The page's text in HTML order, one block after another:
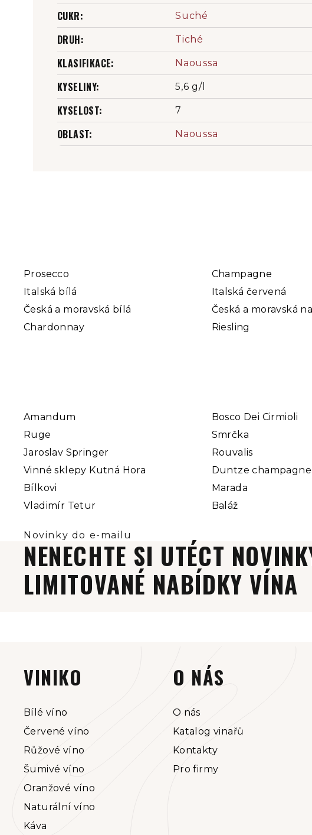
CUKR: Suché
DRUH: Tiché
KLASIFIKACE: Naoussa
KYSELINY: 5,6 g/l
KYSELOST: 7
OBLAST: Naoussa
Prosecco Champagne
Italská bílá
Italská červená
Česká a moravská bílá
Česká a moravská
Chardonnay
Riesling
Amandum Bosco Dei Cirmioli
Ruge
Smrčka
Jaroslav Springer
Rouvalis
Vinné sklepy Kutná Hora
Duntze champagne
Bílkovi
Marada
Vladimír Tetur
Baláž
NENECHTE SI UTÉCT
LIMITOVANÉ NABÍDKY VÍNA
VINIKO
Bílé víno
Červené víno
Růžové víno
Šumivé víno
Oranžové víno
Naturální víno
Káva
O NÁS
O nás
Katalog vinařů
Kontakty
Pro firmy